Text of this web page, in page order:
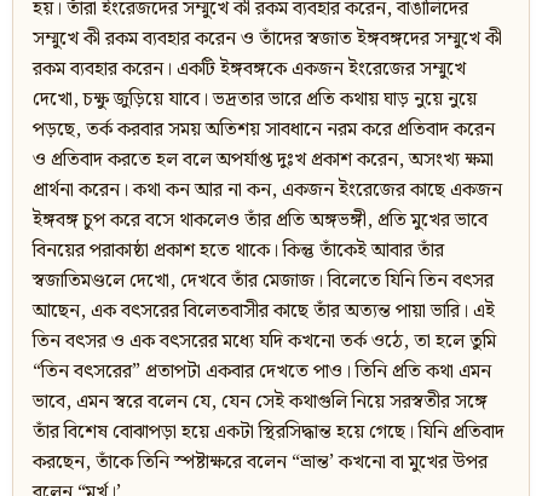
হয়। তাঁরা ইংরেজদের সম্মুখে কী রকম ব্যবহার করেন, বাঙালিদের
সম্মুখে কী রকম ব্যবহার করেন ও তাঁদের স্বজাত ইঙ্গবঙ্গদের সম্মুখে কী
রকম ব্যবহার করেন। একটি ইঙ্গবঙ্গকে একজন ইংরেজের সম্মুখে
দেখো, চক্ষু জুড়িয়ে যাবে। ভদ্রতার ভারে প্রতি কথায় ঘাড় নুয়ে নুয়ে
পড়ছে, তর্ক করবার সময় অতিশয় সাবধানে নরম করে প্রতিবাদ করেন
ও প্রতিবাদ করতে হল বলে অপর্যাপ্ত দুঃখ প্রকাশ করেন, অসংখ্য ক্ষমা
প্রার্থনা করেন। কথা কন আর না কন, একজন ইংরেজের কাছে একজন
ইঙ্গবঙ্গ চুপ করে বসে থাকলেও তাঁর প্রতি অঙ্গভঙ্গী, প্রতি মুখের ভাবে
বিনয়ের পরাকাষ্ঠা প্রকাশ হতে থাকে। কিন্তু তাঁকেই আবার তাঁর
স্বজাতিমণ্ডলে দেখো, দেখবে তাঁর মেজাজ। বিলেতে যিনি তিন বৎসর
আছেন, এক বৎসরের বিলেতবাসীর কাছে তাঁর অত্যন্ত পায়া ভারি। এই
তিন বৎসর ও এক বৎসরের মধ্যে যদি কখনো তর্ক ওঠে, তা হলে তুমি
“তিন বৎসরের” প্রতাপটা একবার দেখতে পাও। তিনি প্রতি কথা এমন
ভাবে, এমন স্বরে বলেন যে, যেন সেই কথাগুলি নিয়ে সরস্বতীর সঙ্গে
তাঁর বিশেষ বোঝাপড়া হয়ে একটা স্থিরসিদ্ধান্ত হয়ে গেছে। যিনি প্রতিবাদ
করছেন, তাঁকে তিনি স্পষ্টাক্ষরে বলেন “ভ্রান্ত’ কখনো বা মুখের উপর